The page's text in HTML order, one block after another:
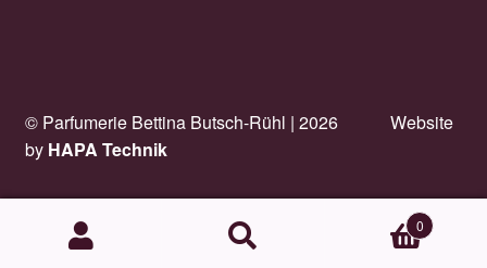
© Parfumerie Bettina Butsch-Rühl | 2026
Website
by HAPA Technik
Suchen
0